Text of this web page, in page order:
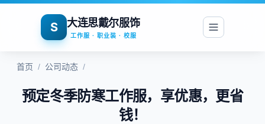
S 大连思戴尔服饰
工作服 · 职业装 · 校服
首页 / 公司动态 /
预定冬季防寒工作服，享优惠，更省
钱！